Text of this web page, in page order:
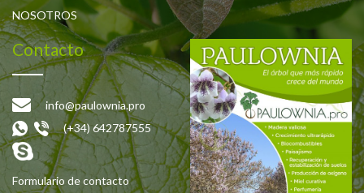
NOSOTROS
Contacto
info@paulownia.pro
(+34) 642787555
Formulario de contacto